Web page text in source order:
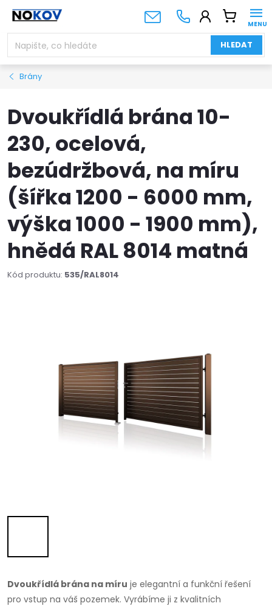
Přejít
obsah
HLEDAT
NÁKUPNÍ
KOŠÍK
Brány
Dvoukřídlá brána 10-
230, ocelová,
bezúdržbová, na míru
(šířka 1200 - 6000 mm,
výška 1000 - 1900 mm),
hnědá RAL 8014 matná
Kód produktu: 535/RAL8014
Dvoukřídlá brána na míru je elegantní a funkční řešení
pro vstup na váš pozemek. Vyrábíme ji z kvalitních